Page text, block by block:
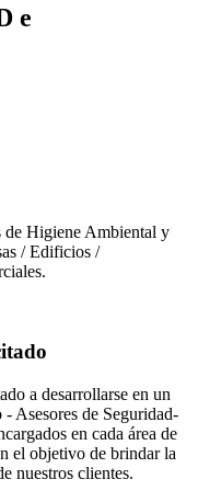
e
de Higiene Ambiental y
/ Edificios /
a desarrollarse en un
Asesores de Seguridad-
en cada área de
el objetivo de brindar la
nuestros clientes.